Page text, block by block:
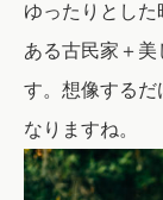
ゆったりとした
ある古民家＋
す。 想像するだ
なりますね。